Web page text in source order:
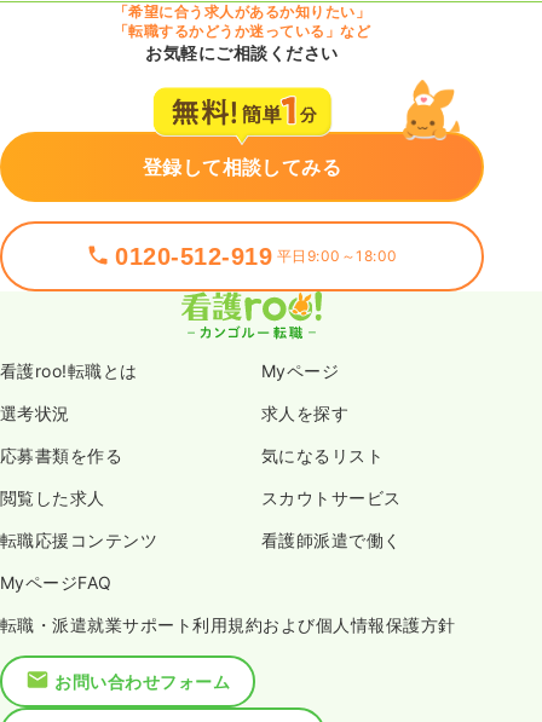
「希望に合う求人があるか知りたい」
「転職するかどうか迷っている」など
お気軽にご相談ください
登録して相談してみる
0120-512-919 平日9:00～18:00
看護roo!転職とは Myページ
選考状況 求人を探す
応募書類を作る 気になるリスト
閲覧した求人 スカウトサービス
転職応援コンテンツ 看護師派遣で働く
MyページFAQ
転職・派遣就業サポート利用規約および個人情報保護方針
お問い合わせフォーム